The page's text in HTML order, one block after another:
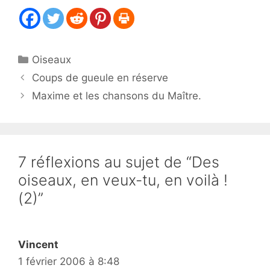
Catégories
Oiseaux
Coups de gueule en réserve
Maxime et les chansons du Maître.
7 réflexions au sujet de “Des
oiseaux, en veux-tu, en voilà !
(2)”
Vincent
1 février 2006 à 8:48